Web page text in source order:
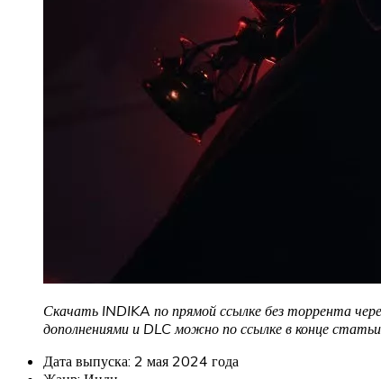
Скачать INDIKA по прямой ссылке без торрента
дополнениями и DLC можно по ссылке в конце
Дата выпуска: 2 мая 2024 года